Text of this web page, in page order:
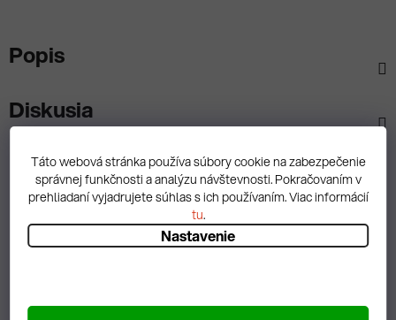
Táto webová stránka používa súbory cookie na zabezpečenie
správnej funkčnosti a analýzu návštevnosti. Pokračovaním v
prehliadaní vyjadrujete súhlas s ich používaním. Viac informácií
tu.
Nastavenie
Popis
Diskusia
Spätná väzba